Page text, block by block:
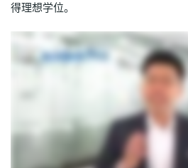
得理想学位。